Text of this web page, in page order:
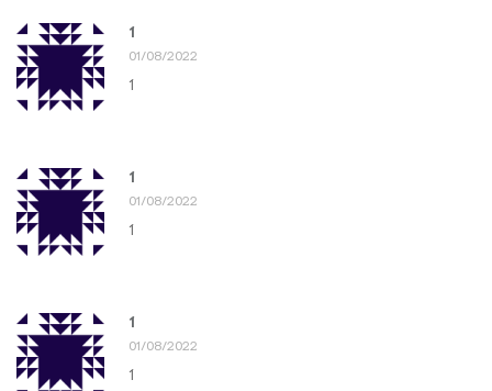
1
01/08/2022
1
1
01/08/2022
1
1
01/08/2022
1